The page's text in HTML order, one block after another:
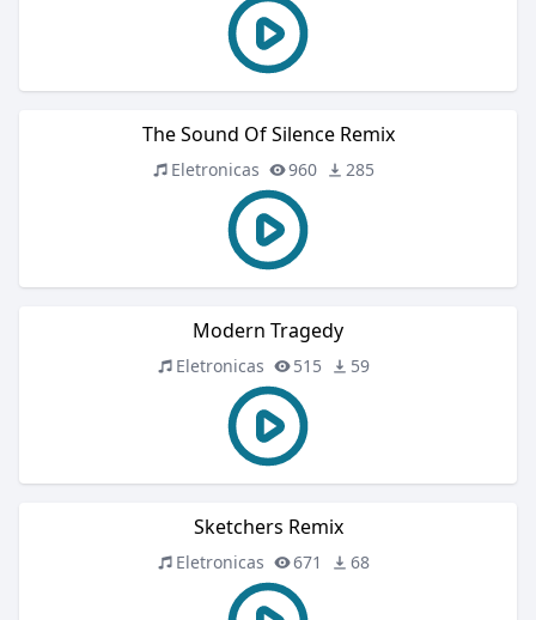
The Sound Of Silence Remix
Eletronicas 960 285
Modern Tragedy
Eletronicas 515 59
Sketchers Remix
Eletronicas 671 68